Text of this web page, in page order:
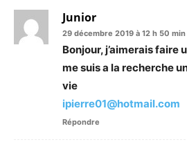
Junior
29 décembre 2019 à 12 h 50 min
Bonjour, j’aimerais faire
me suis a la recherche
vie
ipierre01@hotmail.com
Répondre